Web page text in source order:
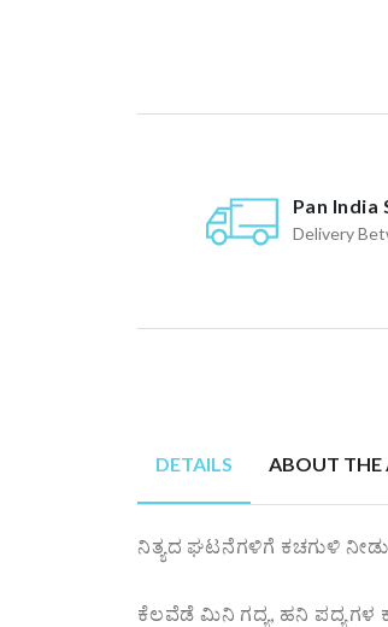
Pan India
Delivery
DETAILS ABOUT THE
ನಿತ್ಯದ ಘಟನೆಗಳಿಗೆ ಕಚಗುಳಿ
ಕೆಲವೆಡೆ ಮಿನಿ ಗದ್ಯ, ಹನಿ ಪದ್ಯಗಳ